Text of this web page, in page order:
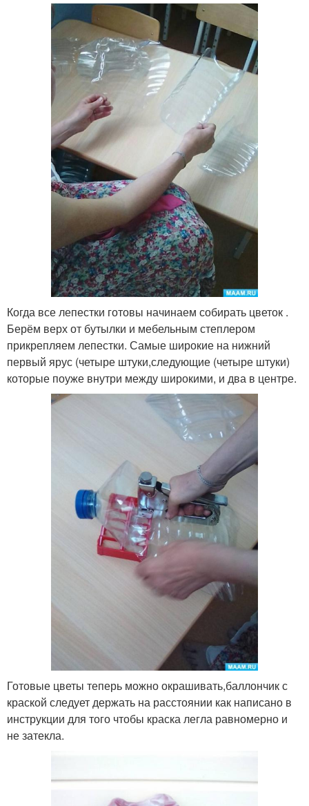
Когда все лепестки готовы начинаем собирать цветок .
Берём верх от бутылки и мебельным степлером
прикрепляем лепестки. Самые широкие на нижний
первый ярус (четыре штуки,следующие (четыре штуки)
которые поуже внутри между широкими, и два в центре.
Готовые цветы теперь можно окрашивать,баллончик с
краской следует держать на расстоянии как написано в
инструкции для того чтобы краска легла равномерно и
не затекла.